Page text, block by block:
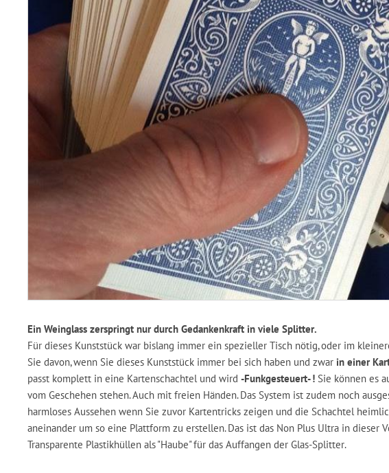
Ein Weinglass zerspringt nur durch Gedankenkraft in viele Splitter.
Für dieses Kunststück war bislang immer ein spezieller Tisch nötig, oder im
Sie davon, wenn Sie dieses Kunststück immer bei sich haben und zwar in einer
passt komplett in eine Kartenschachtel und wird -Funkgesteuert- ! Sie können es
vom Geschehen stehen. Auch mit freien Händen. Das System ist zudem noch
harmloses Aussehen wenn Sie zuvor Kartentricks zeigen und die Schachtel
aneinander um so eine Plattform zu erstellen. Das ist das Non Plus Ultra in dieser
Transparente Plastikhüllen als "Haube" für das Auffangen der Glas-Splitter.